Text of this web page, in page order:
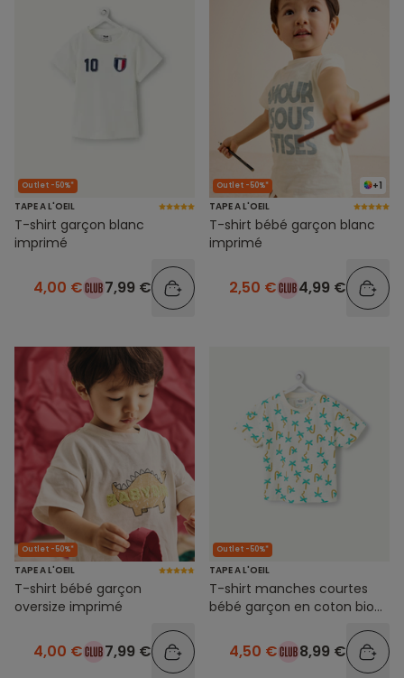
Outlet -50%*
TAPE A L'OEIL
T-shirt garçon blanc
imprimé
4,00 € 7,99 €
+1
Outlet -50%*
TAPE A L'OEIL
T-shirt bébé garçon blanc
imprimé
2,50 € 4,99 €
Outlet -50%*
TAPE A L'OEIL
T-shirt bébé garçon
oversize imprimé
4,00 € 7,99 €
Outlet -50%*
TAPE A L'OEIL
T-shirt manches courtes
bébé garçon en coton bio
4,50 € 8,99 €